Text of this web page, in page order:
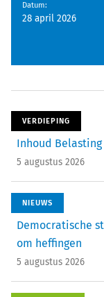
Datum:
28 april 2026
VERDIEPING
Inhoud
5 augustus 2026
NIEUWS
Democratische
om heffingen
5 augustus 2026